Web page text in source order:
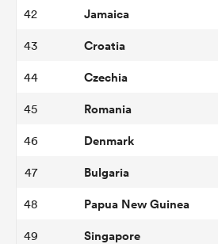
42 Jamaica
43 Croatia
44 Czechia
45 Romania
46 Denmark
47 Bulgaria
48 Papua New Guinea
49 Singapore